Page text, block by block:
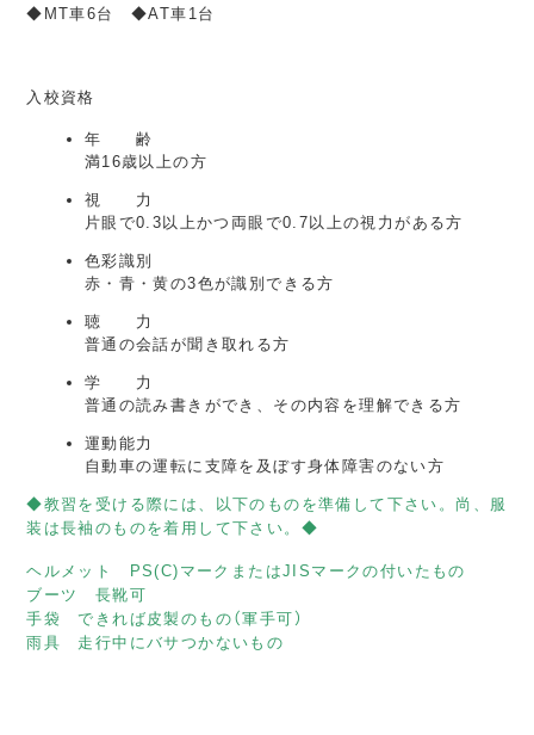
◆MT車6台 ◆AT車1台
入校資格
年 齢
満16歳以上の方
視 力
片眼で0.3以上かつ両眼で0.7以上の視力がある方
色彩識別
赤・青・黄の3色が識別できる方
聴 力
普通の会話が聞き取れる方
学 力
普通の読み書きができ、その内容を理解できる方
運動能力
自動車の運転に支障を及ぼす身体障害のない方
◆教習を受ける際には、以下のものを準備して下さい。尚、服
装は長袖のものを着用して下さい。◆
ヘルメット PS(C)マークまたはJISマークの付いたもの
ブーツ 長靴可
手袋 できれば皮製のもの（軍手可）
雨具 走行中にバサつかないもの